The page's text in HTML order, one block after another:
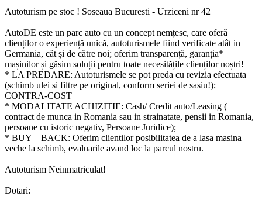
Autoturism pe stoc ! Soseaua Bucuresti - Urziceni nr 42
AutoDE este un parc auto cu un concept nemțesc, care oferă
clienților o experiență unică, autoturismele fiind verificate atât in
Germania, cât și de către noi; oferim transparență, garanția*
mașinilor și găsim soluții pentru toate necesitățile clienților noștri!
* LA PREDARE: Autoturismele se pot preda cu revizia efectuata
(schimb ulei si filtre pe original, conform seriei de sasiu!);
CONTRA-COST
* MODALITATE ACHIZITIE: Cash/ Credit auto/Leasing (
contract de munca in Romania sau in strainatate, pensii in Romania,
persoane cu istoric negativ, Persoane Juridice);
* BUY – BACK: Oferim clientilor posibilitatea de a lasa masina
veche la schimb, evaluarile avand loc la parcul nostru.
Autoturism Neinmatriculat!
Dotari: